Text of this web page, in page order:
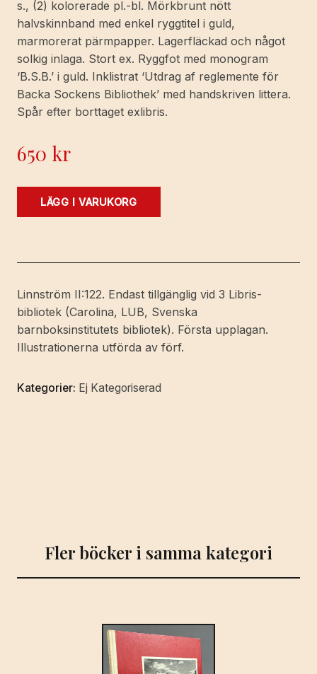
s., (2) kolorerade pl.-bl. Mörkbrunt nött
halvskinnband med enkel ryggtitel i guld,
marmorerat pärmpapper. Lagerfläckad och något
solkig inlaga. Stort ex. Ryggfot med monogram
‘B.S.B.’ i guld. Inklistrat ‘Utdrag af reglemente för
Backa Sockens Bibliothek’ med handskriven littera.
Spår efter borttaget exlibris.
650 kr
Familjen
lifvets
Berättelse
för
ungdom.
mängd
LÄGG I VARUKORG
Linnström II:122. Endast tillgänglig vid 3 Libris-
bibliotek (Carolina, LUB, Svenska
barnboksinstitutets bibliotek). Första upplagan.
Illustrationerna utförda av förf.
Kategorier: Ej Kategoriserad
Fler böcker i samma kategori